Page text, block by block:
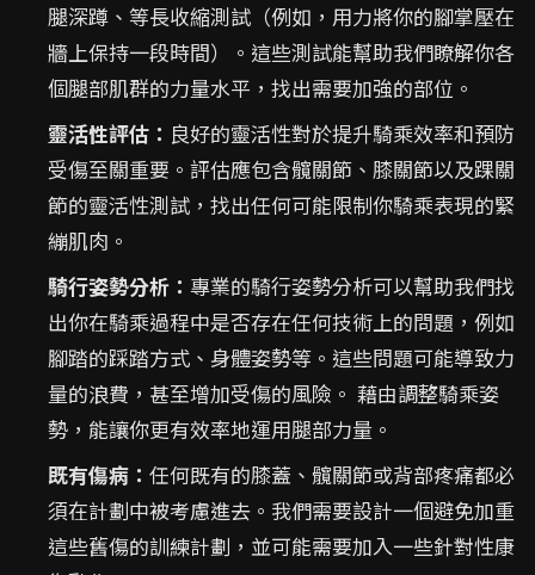
腿深蹲、等長收縮測試（例如，用力將你的腳掌壓在
牆上保持一段時間）。這些測試能幫助我們瞭解你各
個腿部肌群的力量水平，找出需要加強的部位。
靈活性評估： 良好的靈活性對於提升騎乘效率和預防
受傷至關重要。評估應包含髖關節、膝關節以及踝關
節的靈活性測試，找出任何可能限制你騎乘表現的緊
繃肌肉。
騎行姿勢分析： 專業的騎行姿勢分析可以幫助我們找
出你在騎乘過程中是否存在任何技術上的問題，例如
腳踏的踩踏方式、身體姿勢等。這些問題可能導致力
量的浪費，甚至增加受傷的風險。 藉由調整騎乘姿
勢，能讓你更有效率地運用腿部力量。
既有傷病： 任何既有的膝蓋、髖關節或背部疼痛都必
須在計劃中被考慮進去。我們需要設計一個避免加重
這些舊傷的訓練計劃，並可能需要加入一些針對性康